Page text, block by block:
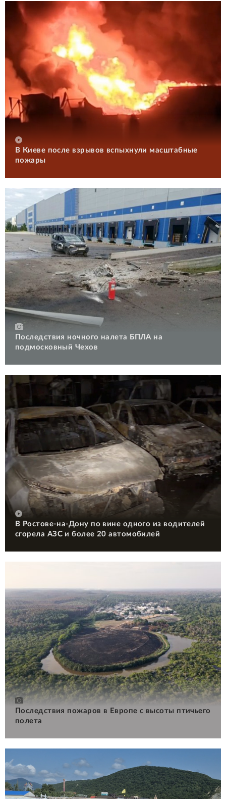
В Киеве после взрывов вспыхнули масштабные
пожары
Последствия ночного налета БПЛА на
подмосковный Чехов
В Ростове-на-Дону по вине одного из водителей
сгорела АЗС и более 20 автомобилей
Последствия пожаров в Европе с высоты птичьего
полета